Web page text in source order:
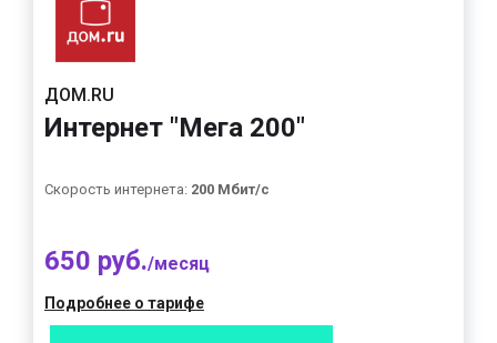
ДОМ.RU
Интернет "Мега 200"
Скорость интернета: 200 Мбит/с
650 руб./месяц
Подробнее о тарифе